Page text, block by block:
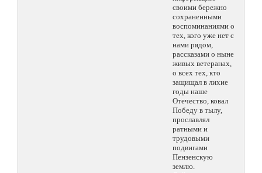
своими бережно
сохраненными
воспоминаниями о
тех, кого уже нет с
нами рядом,
рассказами о ныне
живых ветеранах,
о всех тех, кто
защищал в лихие
годы наше
Отечество, ковал
Победу в тылу,
прославлял
ратными и
трудовыми
подвигами
Пензенскую
землю.